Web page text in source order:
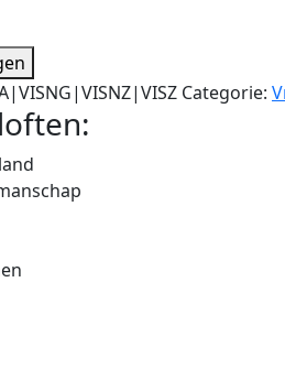
Categorie: